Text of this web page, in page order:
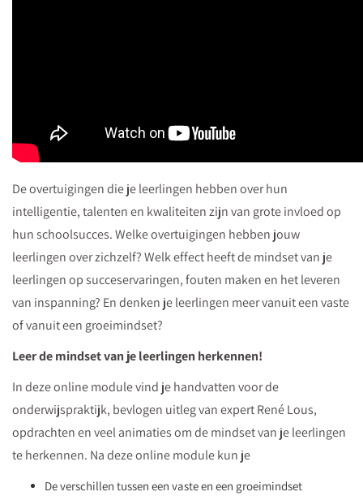
De overtuigingen die je leerlingen hebben over hun
intelligentie, talenten en kwaliteiten zijn van grote invloed op
hun schoolsucces. Welke overtuigingen hebben jouw
leerlingen over zichzelf? Welk effect heeft de mindset van je
leerlingen op succeservaringen, fouten maken en het leveren
van inspanning? En denken je leerlingen meer vanuit een vaste
of vanuit een groeimindset?
Leer de mindset van je leerlingen herkennen!
In deze online module vind je handvatten voor de
onderwijspraktijk, bevlogen uitleg van expert René Lous,
opdrachten en veel animaties om de mindset van je leerlingen
te herkennen. Na deze online module kun je
De verschillen tussen een vaste en een groeimindset